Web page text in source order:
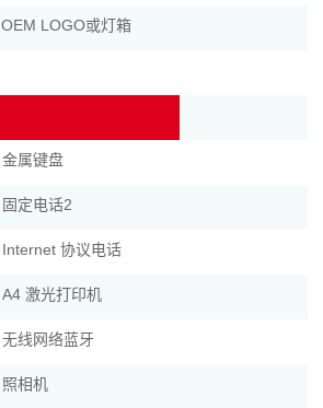
OEM LOGO或灯箱
金属键盘
固定电话2
Internet 协议电话
A4 激光打印机
无线网络蓝牙
照相机